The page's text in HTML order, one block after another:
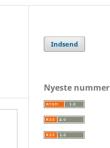
Indsend
Nyeste nummer